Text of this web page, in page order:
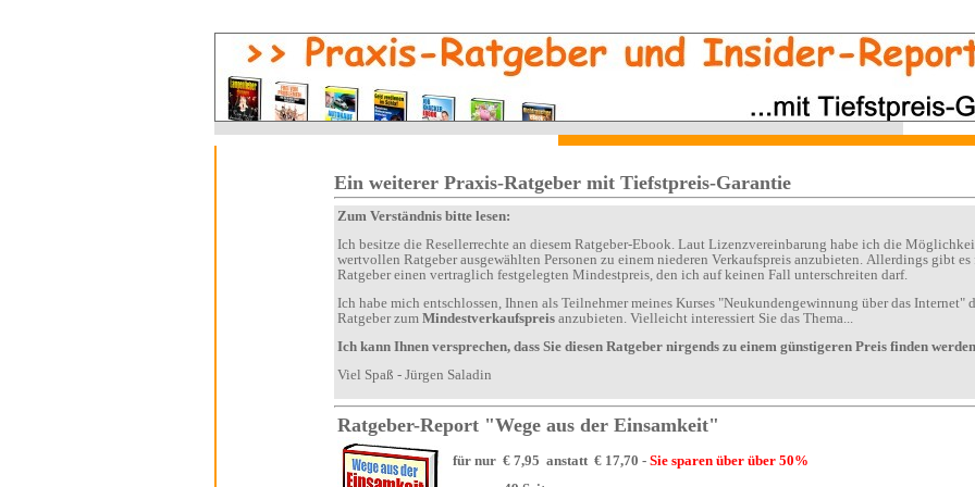
Ein weiterer Praxis-Ratgeber mit Tiefstpreis-Garantie
Zum Verständnis bitte lesen:
Ich besitze die Resellerrechte an diesem Ratgeber-Ebook. Laut Lizenzvereinbarung habe ich die Möglichkeit, diesen
wertvollen Ratgeber ausgewählten Personen zu einem niederen Verkaufspreis anzubieten. Allerdings gibt es für diesen
Ratgeber einen vertraglich festgelegten Mindestpreis, den ich auf keinen Fall unterschreiten darf.
Ich habe mich entschlossen, Ihnen als Teilnehmer meines Kurses "Neukundengewinnung über das Internet" diesen
Ratgeber zum Mindestverkaufspreis
anzubieten. Vielleicht interessiert Sie das Thema...
Ich kann Ihnen versprechen, dass Sie diesen Ratgeber nirgends zu einem günstigeren Preis finden
Viel Spaß - Jürgen Saladin
Ratgeber-Report "Wege aus der Einsamkeit"
für nur € 7,95 anstatt € 17,70 -
Sie sparen über über 50%